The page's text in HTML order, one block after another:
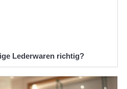
Lederwaren richtig?